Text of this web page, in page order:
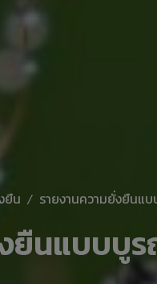
ยืน รายงานความยั่งยืนแ
ยืนแบบบู